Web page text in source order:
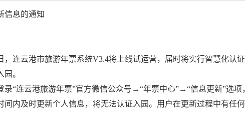
信息的通知
，连云港市旅游年票系统V3.4将上线试运营，届时将实行智慧化
。
录“连云港旅游年票”官方微信公众号→“年票中心”→“信息更新”选项
间内及时更新个人信息，将无法认证入园。用户在更新过程中有任何